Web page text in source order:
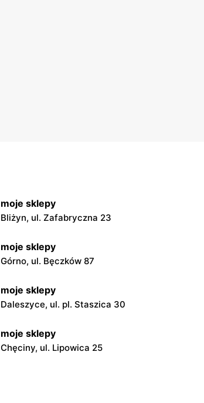
moje sklepy
Bliżyn, ul. Zafabryczna 23
moje sklepy
Górno, ul. Bęczków 87
moje sklepy
Daleszyce, ul. pl. Staszica 30
moje sklepy
Chęciny, ul. Lipowica 25